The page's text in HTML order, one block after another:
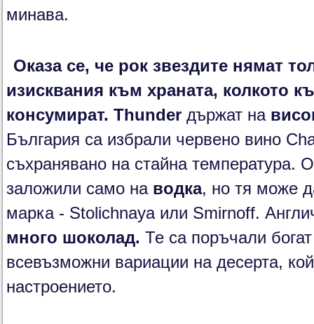
минава.
Оказа се, че рок звездите нямат
изисквания към храната, колкото
консумират. Thunder държат на
България са избрали червено вино
съхранявано на стайна температура.
заложили само на водка, но тя може
марка - Stolichnaya или Smirnoff.
много шоколад. Те са поръчали
всевъзможни вариации на десерта,
настроението.